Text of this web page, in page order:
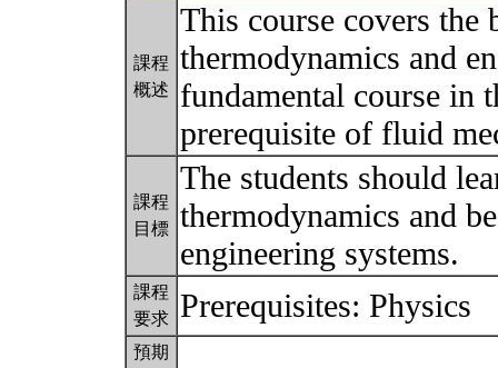
課程
概述
This course covers the
thermodynamics and
fundamental course in
prerequisite of fluid
課程
目標
The students should
thermodynamics and
engineering systems.
課程
要求 Prerequisites: Physics
預期